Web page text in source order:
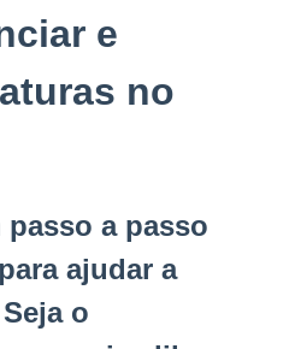
e
no
passo a passo
ajudar a
o